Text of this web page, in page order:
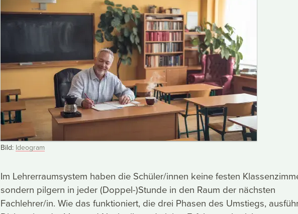
Bild: Ideogram
Im Lehrerraumsystem haben die Schüler/innen keine festen
sondern pilgern in jeder (Doppel-)Stunde in den Raum der nächsten
Fachlehrer/in. Wie das funktioniert, die drei Phasen des Umstiegs,